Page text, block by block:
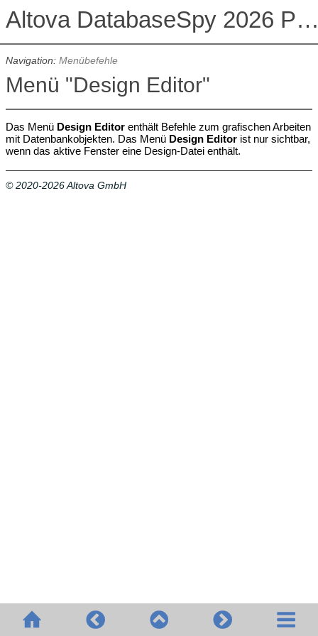
Altova DatabaseSpy 2026
Navigation: Menübefehle
Menü "Design Editor"
Das Menü Design Editorenthält Befehle zum grafischen Arbeiten
mit Datenbankobjekten. Das Menü Design Editor ist nur sichtbar,
wenn das aktive Fenster eine Design-Datei enthält.
© 2020-2026 Altova GmbH